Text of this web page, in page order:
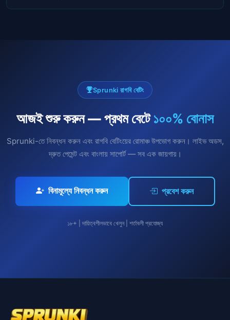
Sprunki রাগবি বেটিং
আজই শুরু করুন — প্রথম বেটে১০০% বোনাস
Sprunki-তে নিবন্ধন করুন এবং রাগবি বেটিংয়ের রোমাঞ্চ উপভোগ করুন। লাইভ অডস,
দ্রুত পেমেন্ট এবং বাংলায় সাপোর্ট — সব এক জায়গায়।
বিনামূল্যে নিবন্ধন করুন প্রবেশ করুন
১৮+ | দায়িত্বশীলভাবে খেলুন | শর্তাবলী প্রযোজ্য